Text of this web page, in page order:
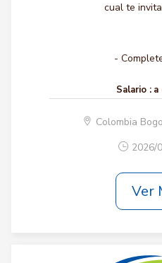
cual te
-
Salario : a
Colombia
2026/
Ver